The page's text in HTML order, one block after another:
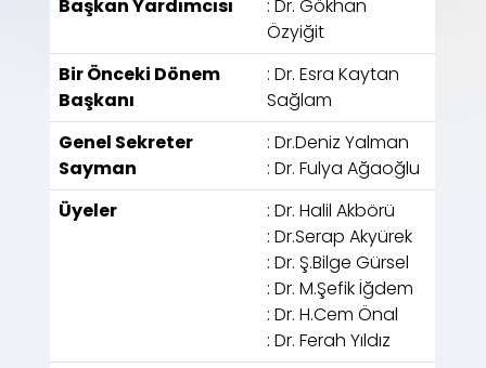
Başkan Yardımcısı
: Dr. Gökhan
Özyiğit
Bir Önceki Dönem
Başkanı
: Dr. Esra Kaytan
Sağlam
Genel Sekreter
Sayman
: Dr.Deniz Yalman
: Dr. Fulya Ağaoğlu
Üyeler
: Dr. Halil Akbörü
: Dr.Serap Akyürek
: Dr. Ş.Bilge Gürsel
: Dr. M.Şefik İğdem
: Dr. H.Cem Önal
: Dr. Ferah Yıldız